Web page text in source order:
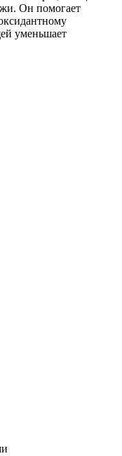
Он помогает
уменьшает